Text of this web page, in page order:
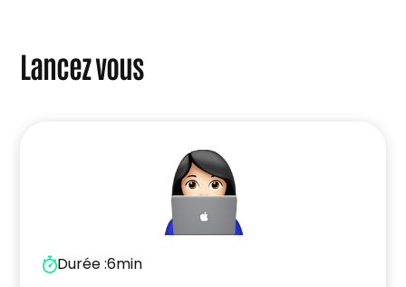
Lancez vous
Durée :6min